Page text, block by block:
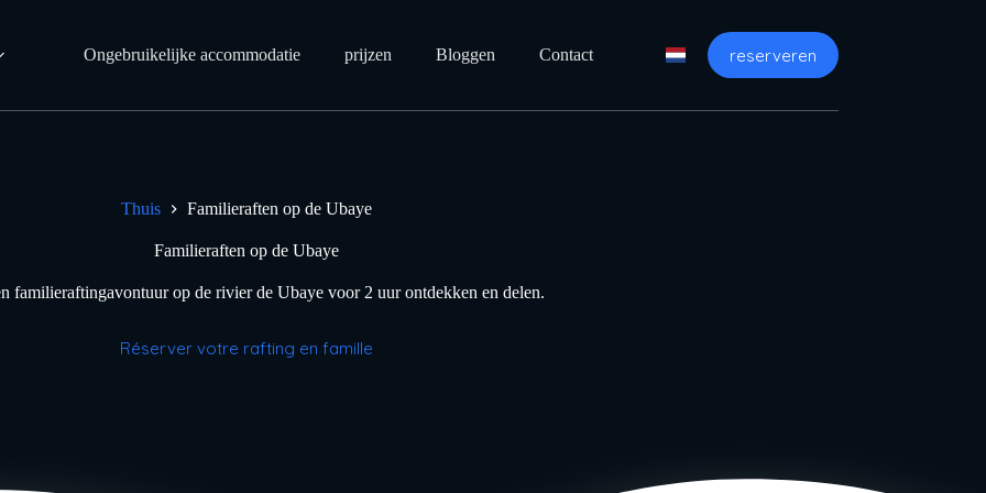
Ongebruikelijke accommodatie prijzen Bloggen Contact reserveren
Thuis Familieraften op de Ubaye
Familieraften op de Ubaye
familieraftingavontuur op de rivier de Ubaye voor 2 uur ontdekken en delen.
Réserver votre rafting en famille